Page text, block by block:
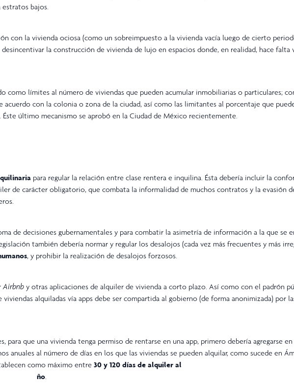
estratos bajos.
con la vivienda ociosa (como un sobreimpuesto a la vivienda vacía luego de cierto
la construcción de vivienda de lujo en espacios donde, en realidad, hace falta
como límites al número de viviendas que pueden acumular inmobiliarias o particulares;
acuerdo con la colonia o zona de la ciudad, así como las limitantes al porcentaje que
último mecanismo se aprobó en la Ciudad de México recientemente.
para regular la relación entre clase rentera e inquilina. Ésta debería incluir la
de carácter obligatorio, que combata la informalidad de muchos contratos y la evasión
de decisiones gubernamentales y para combatir la asimetría de información a la que se
también debería normar y regular los desalojos (cada vez más frecuentes y más
, y prohibir la realización de desalojos forzosos.
Airbnb y otras aplicaciones de alquiler de vivienda a corto plazo. Así como con el padrón
alquiladas vía apps debe ser compartida al gobierno (de forma anonimizada) por
para que una vivienda tenga permiso de rentarse en una app, primero debería agregarse
anuales al número de días en los que las viviendas se pueden alquilar, como sucede en
como máximo entre 30 y 120 días de alquiler al
.